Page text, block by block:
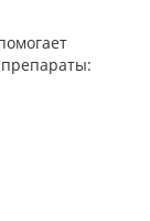
препараты: